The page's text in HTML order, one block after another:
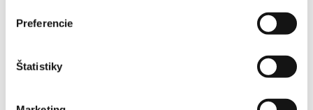
Preferencie
Štatistiky